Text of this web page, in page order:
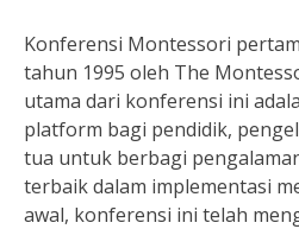
Konferensi Montessori
tahun 1995 oleh The
utama dari konferensi ini
platform bagi pendidik,
tua untuk berbagi
terbaik dalam implementasi
awal, konferensi ini telah